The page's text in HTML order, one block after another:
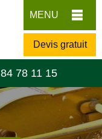
MENU
Devis gratuit
78 11 15